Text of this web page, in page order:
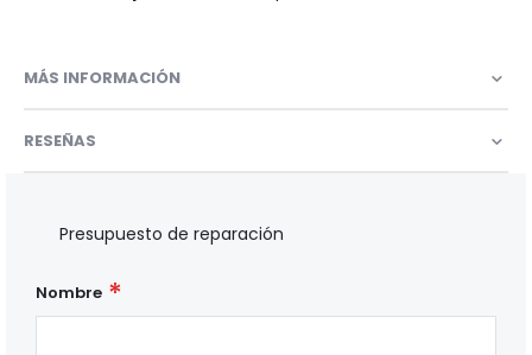
MÁS INFORMACIÓN
RESEÑAS
Presupuesto de reparación
Nombre